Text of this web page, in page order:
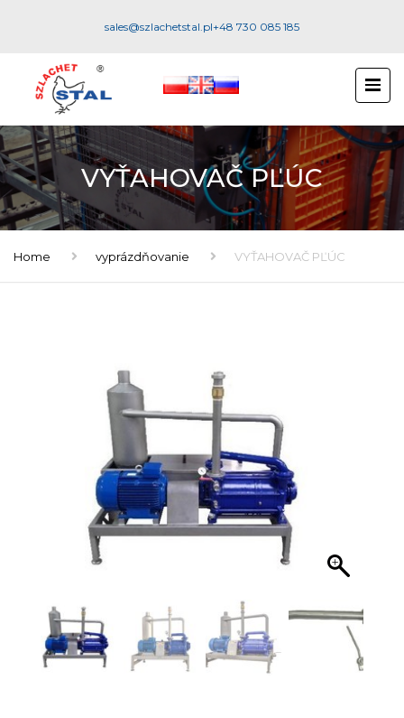
sales@szlachetstal.pl+48 730 085 185
VYŤAHOVAČ PĽÚC
Home vyprázdňovanie VYŤAHOVAČ PĽÚC